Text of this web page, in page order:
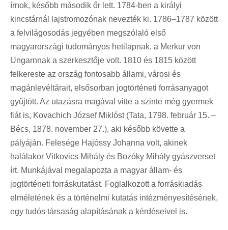
írnok, később második őr lett. 1784-ben a királyi
kincstárnál lajstromozónak nevezték ki. 1786–1787 között
a felvilágosodás jegyében megszólaló első
magyarországi tudományos hetilapnak, a Merkur von
Ungarnnak a szerkesztője volt. 1810 és 1815 között
felkereste az ország fontosabb állami, városi és
magánlevéltárait, elsősorban jogtörténeti forrásanyagot
gyűjtött. Az utazásra magával vitte a szinte még gyermek
fiát is, Kovachich József Miklóst (Tata, 1798. február 15. –
Bécs, 1878. november 27.), aki később követte a
pályáján. Felesége Hajóssy Johanna volt, akinek
halálakor Vitkovics Mihály és Bozóky Mihály gyászverset
írt. Munkájával megalapozta a magyar állam- és
jogtörténeti forráskutatást. Foglalkozott a forráskiadás
elméletének és a történelmi kutatás intézményesítésének,
egy tudós társaság alapításának a kérdéseivel is.